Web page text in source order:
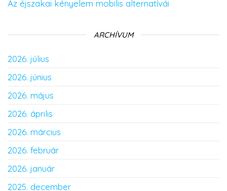
Az éjszakai kényelem mobilis alternatívái
ARCHÍVUM
2026. július
2026. június
2026. május
2026. április
2026. március
2026. február
2026. január
2025. december